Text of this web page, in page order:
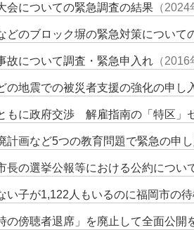
会についての緊急調査の結果（2024
どのブロック塀の緊急対策について
故について調査・緊急申入れ（2016
の地震での被災者支援の強化の申し
もに政府交渉 解雇指南の「特区」
計画など5つの教育問題で緊急の申
長の選挙公報等における公約につい
い子が1,122人もいるのに福岡市の
の傍聴者退席」を廃止して全面公開